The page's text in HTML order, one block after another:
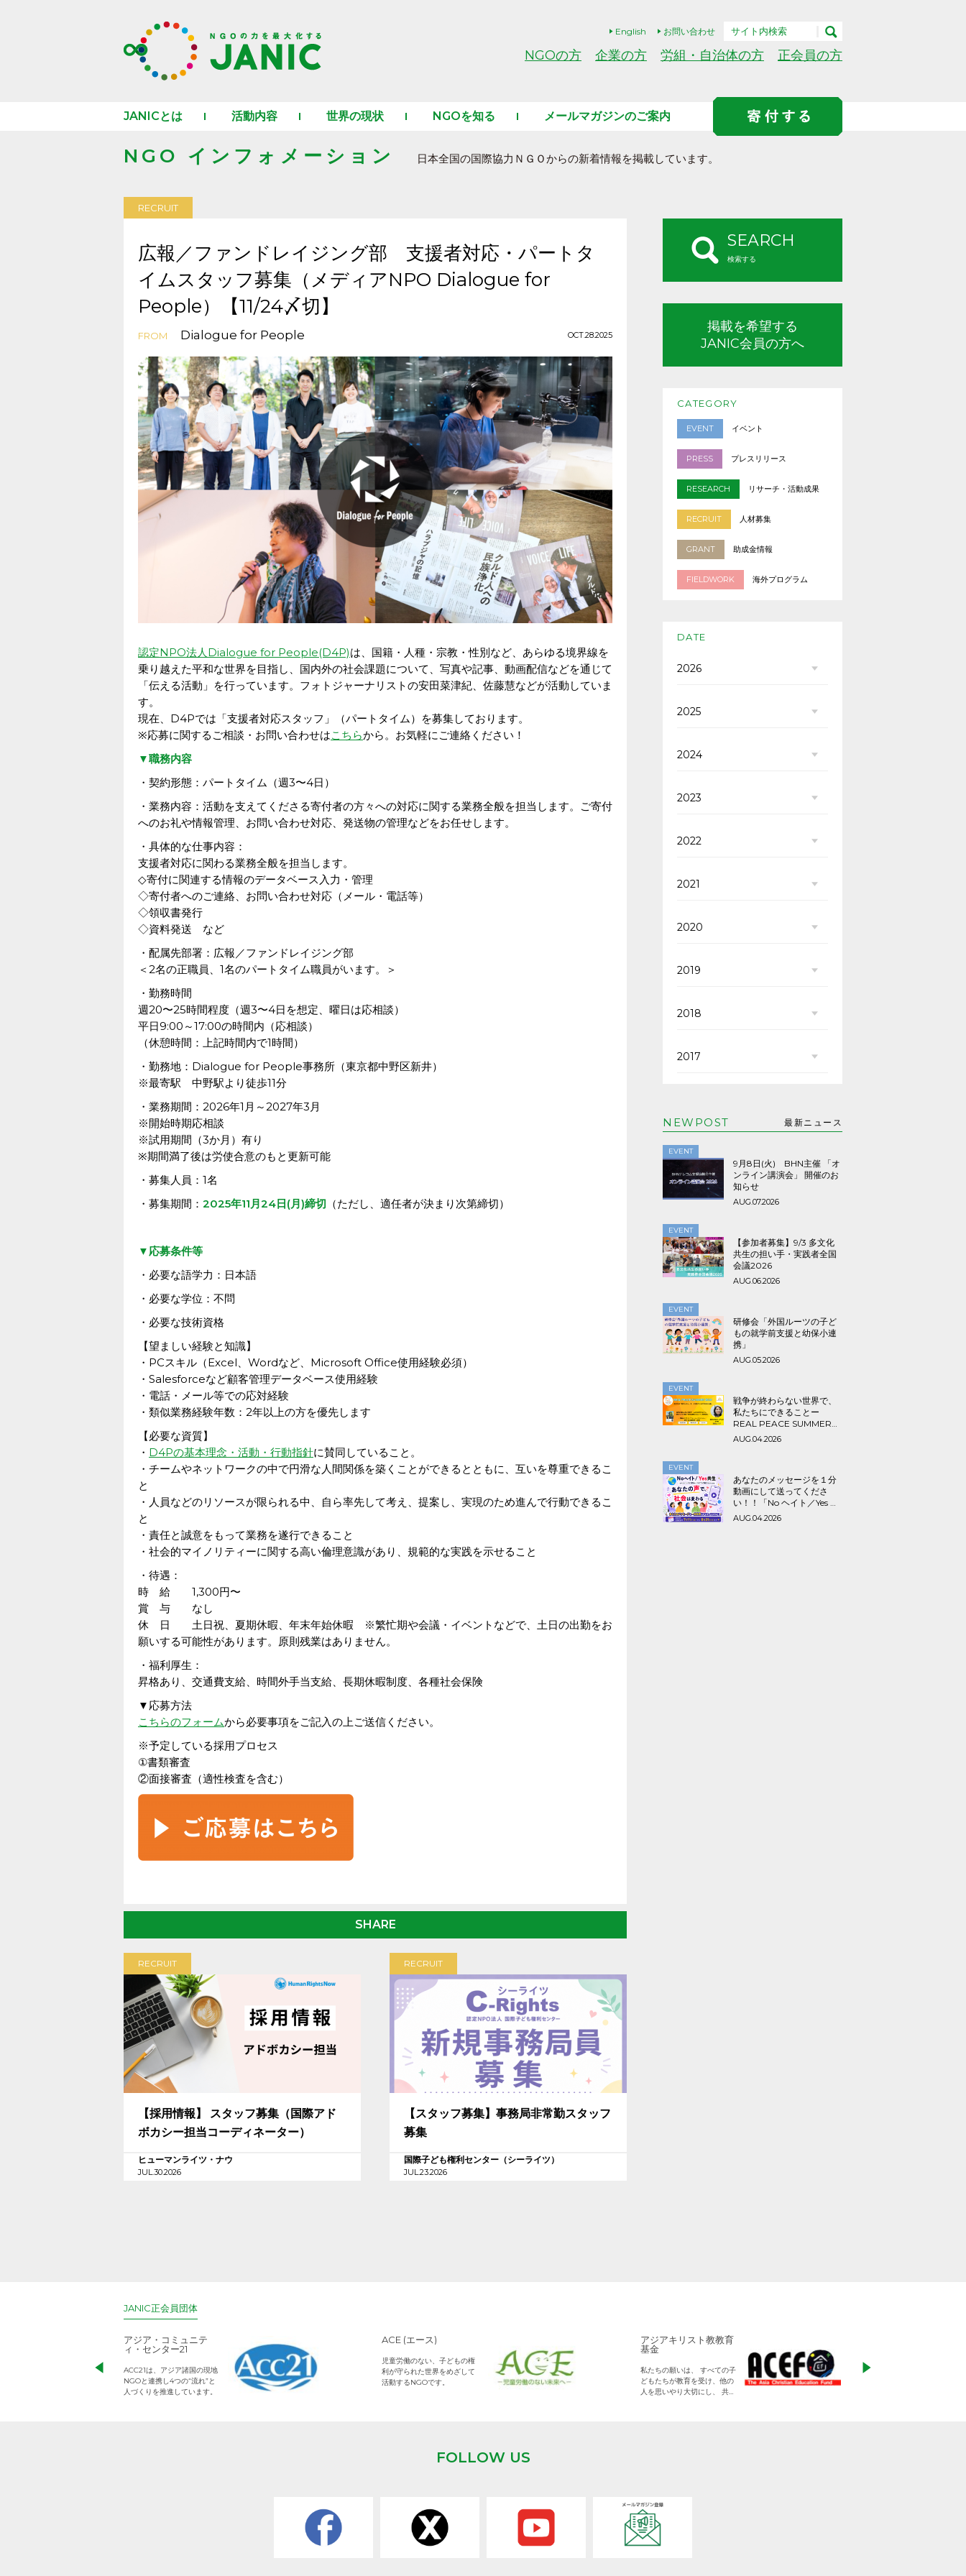
English お問い合わせ
NGOの方 企業の方 労組・自治体の方 正会員の方
JANICとは 活動内容 世界の現状 NGOを知る メールマガジンのご案内
NGO インフォメーション 日本全国の国際協力ＮＧＯからの新着情報を掲載しています。
RECRUIT
広報／ファンドレイジング部 支援者対応・パートタ
イムスタッフ募集（メディアNPO Dialogue for
People）【11/24〆切】
FROM Dialogue for People OCT.28.2025
認定NPO法人Dialogue for People(D4P)は、国籍・人種・宗教・性別など、あらゆる境界線を
乗り越えた平和な世界を目指し、国内外の社会課題について、写真や記事、動画配信などを通じて
「伝える活動」を行っています。フォトジャーナリストの安田菜津紀、佐藤慧などが活動していま
す。
現在、D4Pでは 「支援者対応スタッフ」（パートタイム） を募集しております。
※応募に関するご相談・お問い合わせはこちらから。お気軽にご連絡ください！
▼職務内容
・契約形態：パートタイム（週3〜4日）
・業務内容：活動を支えてくださる寄付者の方々への対応に関する業務全般を担当します。ご寄付
へのお礼や情報管理、お問い合わせ対応、発送物の管理などをお任せします。
・具体的な仕事内容：
支援者対応に関わる業務全般を担当します。
◇寄付に関連する情報のデータベース入力・管理
◇寄付者へのご連絡、お問い合わせ対応（メール・電話等）
◇領収書発行
◇資料発送 など
・配属先部署：広報／ファンドレイジング部
＜2名の正職員、1名のパートタイム職員がいます。＞
・勤務時間
週20〜25時間程度（週3〜4日を想定、曜日は応相談）
平日9:00～17:00の時間内（応相談）
（休憩時間：上記時間内で1時間）
・勤務地：Dialogue for People事務所（東京都中野区新井）
※最寄駅 中野駅より徒歩11分
・業務期間： 2026年1月～2027年3月
※開始時期応相談
※試用期間（3か月）有り
※期間満了後は労使合意のもと更新可能
・募集人員：1名
・募集期間： 2025年11月24日(月)締切 （ただし、適任者が決まり次第締切）
▼応募条件等
・必要な語学力：日本語
・必要な学位：不問
・必要な技術資格
【望ましい経験と知識】
・PCスキル（Excel、Wordなど、Microsoft Office使用経験必須）
・Salesforceなど顧客管理データベース使用経験
・電話・メール等での応対経験
・類似業務経験年数：2年以上の方を優先します
【必要な資質】
・ D4Pの基本理念・活動・行動指針に賛同していること。
・チームやネットワークの中で円滑な人間関係を築くことができるとともに、互いを尊重できるこ
と
・人員などのリソースが限られる中、自ら率先して考え、提案し、実現のため進んで行動できるこ
と
・責任と誠意をもって業務を遂行できること
・社会的マイノリティーに関する高い倫理意識があり、規範的な実践を示せること
・待遇：
時 給 1,300円〜
賞 与 なし
休 日 土日祝、夏期休暇、年末年始休暇 ※繁忙期や会議・イベントなどで、土日の出勤をお
願いする可能性があります。原則残業はありません。
・福利厚生：
昇格あり、交通費支給、時間外手当支給、長期休暇制度、各種社会保険
▼応募方法
こちらのフォームから必要事項をご記入の上ご送信ください。
※予定している採用プロセス
①書類審査
②面接審査（適性検査を含む）
SHARE
RECRUIT
【採用情報】 スタッフ募集（国際アド
ボカシー担当コーディネーター）
ヒューマンライツ・ナウ
JUL.30.2026
RECRUIT
【スタッフ募集】事務局非常勤スタッフ
募集
国際子ども権利センター（シーライツ）
JUL.23.2026
SEARCH
検索する
掲載を希望する
JANIC会員の方へ
CATEGORY
EVENT イベント
PRESS プレスリリース
RESEARCH リサーチ・活動成果
RECRUIT 人材募集
GRANT 助成金情報
FIELDWORK 海外プログラム
DATE
2026
2025
2024
2023
2022
2021
2020
2019
2018
2017
NEWPOST 最新ニュース
EVENT
9月8日(火) BHN主催 「オ
ンライン講演会」 開催のお
知らせ
AUG.07.2026
EVENT
【参加者募集】9/3 多文化
共生の担い手・実践者全国
会議2026
AUG.06.2026
EVENT
研修会「外国ルーツの子ど
もの就学前支援と幼保小連
携」
AUG.05.2026
EVENT
戦争が終わらない世界で、
私たちにできることー
REAL PEACE SUMMER
2026
AUG.04.2026
EVENT
あなたのメッセージを１分
動画にして送ってくださ
い！！「No ヘイト／Yes 共
生～みんなでつくる海外ル
AUG.04.2026
JANIC正会員団体
アジア・コミュニテ
ィ・センター21
ACC21は、アジア諸国の現地
NGOと連携し4つの“流れ”と
人づくりを推進しています。
ACE (エース)
児童労働のない、子どもの権
利が守られた世界をめざして
活動するNGOです。
アジアキリスト教教育
基金
私たちの願いは、 すべての子
どもたちが教育を受け、他の
人を思いやり大切にし、 共に
FOLLOW US